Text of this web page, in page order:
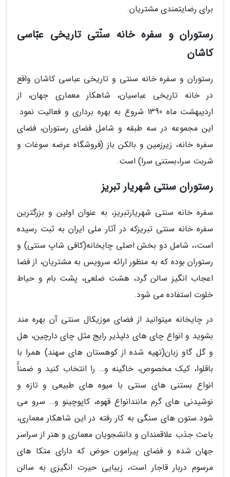
برای رضایتمندی مشتریان.
رستوران و سفره خانه سنّتی تاریخی عبّاسی
کاشان
رستوران و سفره خانه سنتی و تاریخی عباسی کاشان واقع
در خانه تاریخی عباسیان، شاهکار معماری جهان، از
اردیبهشت ماه 1390 شروع به بهره برداری و فعالیت نمود.
این مجموعه در سه طبقه و شامل فضای رستوران، فضای
سفره خانه، زیرزمین و بالکن باز (فروشگاه عرضه سوغات و
شربت سرا،بستنی سرا) است.
رستوران سنتی شهریار تبریز
سفره خانه سنتی شهریارتبریز، به عنوان اولین و بزرگترین
سفره خانه سنتی تبریزکه در آثار ملی ایران به ثبت رسیده
است،، شامل دو بخش اصلی چایخانه(کافی شاپ سنتی) و
رستوران بوده که به منظور ارائه سرویس به مشتریان، از فضا
اعجاب انگیز سالن گرد، هشت ضلعی، پشت بام و حیاط
خلوت استفاده می شود.
در چایخانه میتوانید از فضای موزیکال سنتی آن بهره مند
بشوید و انواع چای های دلپذیر رایج مثل چای دارچین، هل
و گل گاو زبان(تهیه شده از کوهستان های سهند) همرا با
باقلوا، کیک مخصوص، خاگینه و… را انتخاب کنید و ضمناًً
انواع بستنی های سنتی با میوه های طبیعی و تازه و
نوشیدنی های گرم مانندانواع قهوه، کاپوچینو و… سرو می
شود.ستون های سنگی به کار رفته در این شاهکار معماری،
باعث جذب علاقمندان و دانشجویان معماری و هنر از سراسر
جهان شده و فضای پیرامون حوض که دارای متکا های
مرسوم دربار قاجار است، زیبایی حیرت انگیزی به سالن